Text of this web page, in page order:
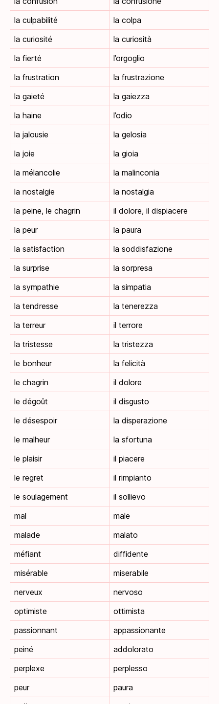
la culpabilité
la colpa
la curiosité
la curiosità
la fierté
l’orgoglio
la frustration
la frustrazione
la gaieté
la gaiezza
la haine
l’odio
la jalousie
la gelosia
la joie
la gioia
la mélancolie
la malinconia
la nostalgie
la nostalgia
la peine, le chagrin
il dolore, il dispiacere
la peur
la paura
la satisfaction
la soddisfazione
la surprise
la sorpresa
la sympathie
la simpatia
la tendresse
la tenerezza
la terreur
il terrore
la tristesse
la tristezza
le bonheur
la felicità
le chagrin
il dolore
le dégoût
il disgusto
le désespoir
la disperazione
le malheur
la sfortuna
le plaisir
il piacere
le regret
il rimpianto
le soulagement
il sollievo
mal
male
malade
malato
méfiant
diffidente
misérable
miserabile
nerveux
nervoso
optimiste
ottimista
passionnant
appassionante
peiné
addolorato
perplexe
perplesso
peur
paura